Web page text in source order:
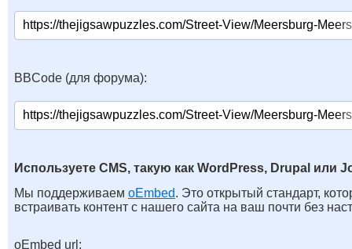
BBCode (для форума):
Используете CMS, такую как WordPress, Drupal или
Мы поддерживаем oEmbed. Это открытый стандарт,
встраивать контент с нашего сайта на ваш почти без
oEmbed url: